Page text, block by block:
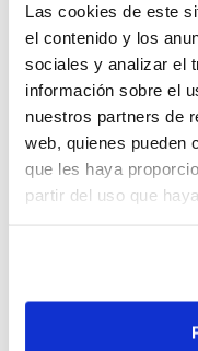
Las cookies de este
el contenido y los
sociales y analizar el
información sobre el
nuestros partners de
web, quienes pueden
que les haya
partir del uso que
Olympiacos
València
Laboral Kutxa
Estrella Roja